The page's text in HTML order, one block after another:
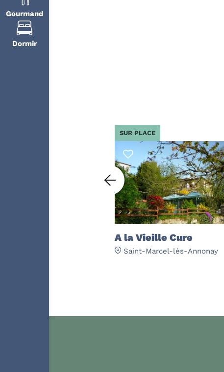
Gourmand
Dormir
A la Vieille Cure
Saint-Marcel-lès-Annonay
SUR PLACE